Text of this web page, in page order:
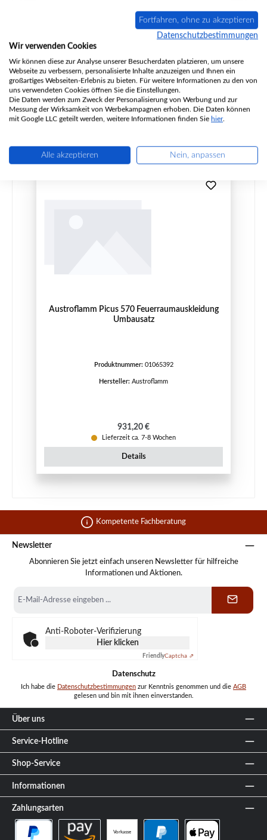
01003836
Hersteller: Austroflamm
Regulärer Preis:
99,51 €
nicht mehr verfügbar, Produktion eingestellt
Austroflamm Picus 570 Feuerraumauskleidung
Umbausatz
Produktnummer: 01065392
Hersteller: Austroflamm
Regulärer Preis:
931,20 €
Lieferzeit ca. 7-8 Wochen
Details
Kompetente Fachberatung
Newsletter
Abonnieren Sie jetzt einfach unseren Newsletter für hilfreiche
Informationen und Aktionen.
Mail-
Anti-Roboter-Verifizierung
Hier klicken
FriendlyCaptcha ⇗
Datenschutz
Ich habe die Datenschutzbestimmungen zur Kenntnis genommen und die AGB
gelesen und bin mit ihnen einverstanden.
Über uns
Service-Hotline
Shop-Service
Informationen
Zahlungsarten
Vorkasse
Fortfahren, ohne zu akzeptieren
Datenschutzbestimmungen
Wir verwenden Cookies
Wir können diese zur Analyse unserer Besucherdaten platzieren, um unsere
Webseite zu verbessern, personalisierte Inhalte anzuzeigen und Ihnen ein
großartiges Webseiten-Erlebnis zu bieten. Für weitere Informationen zu den von
uns verwendeten Cookies öffnen Sie die Einstellungen.
Die Daten werden zum Zweck der Personalisierung von Werbung und zur
Messung der Wirksamkeit von Werbekampagnen erhoben. Die Daten können
mit Google LLC geteilt werden, weitere Informationen finden Sie hier.
Alle akzeptieren Nein, anpassen